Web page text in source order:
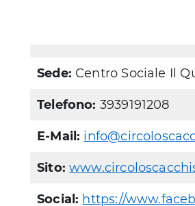
Sede: Centro Sociale Il
Telefono: 3939191208
E-Mail:
Sito:
Social: https://